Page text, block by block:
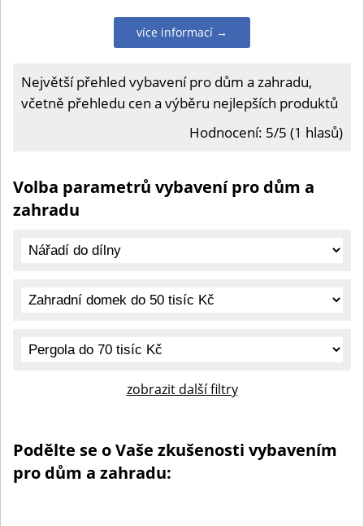
více informací →
Největší přehled vybavení pro dům a zahradu,
včetně přehledu cen a výběru nejlepších produktů
Hodnocení: 5/5 (1 hlasů)
Volba parametrů vybavení pro dům a
zahradu
zobrazit další filtry
Podělte se o Vaše zkušenosti vybavením
pro dům a zahradu: